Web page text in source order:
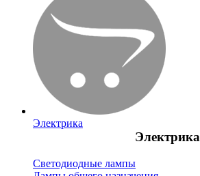
Электрика
Электрика
Светодиодные лампы